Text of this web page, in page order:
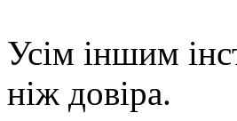
Усім іншим
ніж довіра.